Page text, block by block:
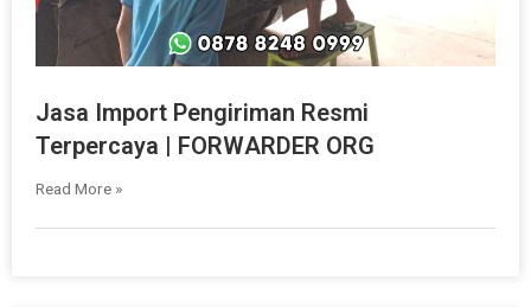
Jasa Import Pengiriman Resmi
Terpercaya | FORWARDER ORG
Read More »